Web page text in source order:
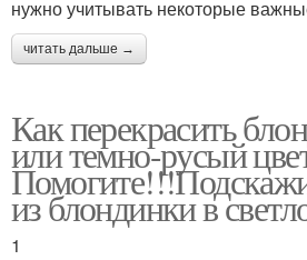
нужно учитывать некоторые
читать дальше →
Как перекрасить
или темно-русый
из блондинки в
1